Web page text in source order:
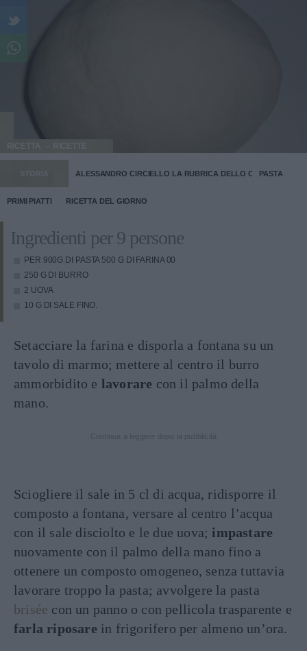
RICETTA
STORIA ALESSANDRO CIRCIELLO LA RUBRICA DELLO CHEFPASTA
PRIMI PIATTI RICETTA DEL GIORNO
Ingredienti per 9 persone
PER 900G DI PASTA 500 G DI FARINA 00
250 G DI BURRO
2 UOVA
10 G DI SALE FINO.
Setacciare la farina e disporla a fontana su un
tavolo di marmo; mettere al centro il burro
ammorbidito e lavorare con il palmo della
mano.
Sciogliere il sale in 5 cl di acqua, ridisporre il
composto a fontana, versare al centro l’acqua
con il sale disciolto e le due uova; impastare
nuovamente con il palmo della mano fino a
ottenere un composto omogeneo, senza tuttavia
lavorare troppo la pasta; avvolgere la pasta
brisée con un panno o con pellicola trasparente e
farla riposare in frigorifero per almeno un’ora.